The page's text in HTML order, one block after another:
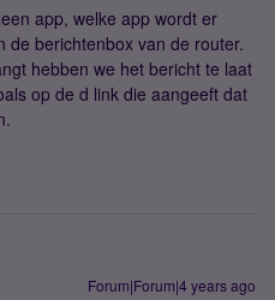
app, welke app wordt er
de berichtenbox van de router.
hebben we het bericht te laat
op de d link die aangeeft dat
Forum|Forum|4 years ago